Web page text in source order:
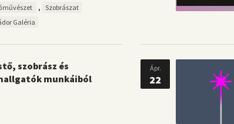
, Szobrászat
Galéria
szobrász és
munkáiból
Ápr.
22